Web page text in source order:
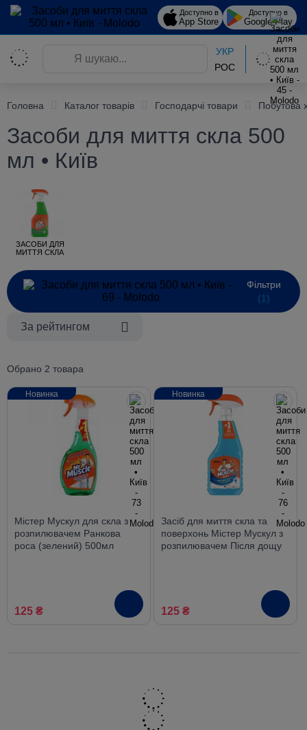
Доступно в
App Store
Доступно в
Google Play
УКР
РОС
Головна Каталог товарів Господарчі товари Побутова
Засоби для миття скла 500
мл • Київ
ЗАСОБИ ДЛЯ
МИТТЯ СКЛА
Фільтри
(1)
За рейтингом
Обрано 2 товара
Містер Мускул для скла з
розпилювачем Ранкова
роса (зелений) 500мл
125 ₴
Новинка
Засіб для миття скла та
поверхонь Містер Мускул з
розпилювачем Після дощу
125 ₴
Новинка